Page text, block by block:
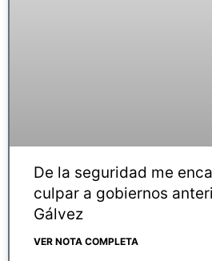
De la seguridad me
culpar a gobiernos
Gálvez
VER NOTA COMPLETA